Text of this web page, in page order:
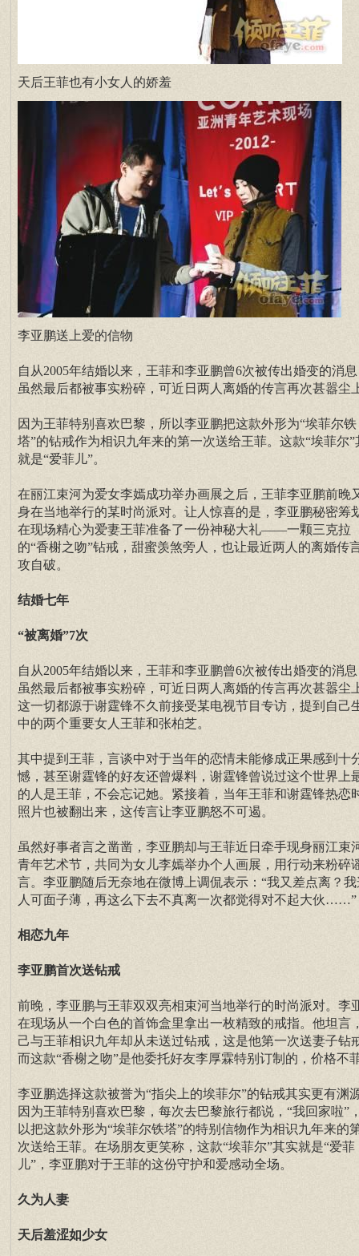
天后王菲也有小女人的娇羞
李亚鹏送上爱的信物
自从2005年结婚以来，王菲和李亚鹏曾6次被传出婚变的消
虽然最后都被事实粉碎，可近日两人离婚的传言再次甚嚣尘
因为王菲特别喜欢巴黎，所以李亚鹏把这款外形为“埃菲尔铁
塔”的钻戒作为相识九年来的第一次送给王菲。这款“埃菲尔”
就是“爱菲儿”。
在丽江束河为爱女李嫣成功举办画展之后，王菲李亚鹏前晚
身在当地举行的某时尚派对。让人惊喜的是，李亚鹏秘密筹
在现场精心为爱妻王菲准备了一份神秘大礼——一颗三克拉
的“香榭之吻”钻戒，甜蜜羡煞旁人，也让最近两人的离婚传
攻自破。
结婚七年
“被离婚”7次
自从2005年结婚以来，王菲和李亚鹏曾6次被传出婚变的消
虽然最后都被事实粉碎，可近日两人离婚的传言再次甚嚣尘
这一切都源于谢霆锋不久前接受某电视节目专访，提到自己
中的两个重要女人王菲和张柏芝。
其中提到王菲，言谈中对于当年的恋情未能修成正果感到十
憾，甚至谢霆锋的好友还曾爆料，谢霆锋曾说过这个世界上
的人是王菲，不会忘记她。紧接着，当年王菲和谢霆锋热恋
照片也被翻出来，这传言让李亚鹏怒不可遏。
虽然好事者言之凿凿，李亚鹏却与王菲近日牵手现身丽江束
青年艺术节，共同为女儿李嫣举办个人画展，用行动来粉碎
言。李亚鹏随后无奈地在微博上调侃表示：“我又差点离？我
人可面子薄，再这么下去不真离一次都觉得对不起大伙……”
相恋九年
李亚鹏首次送钻戒
前晚，李亚鹏与王菲双双亮相束河当地举行的时尚派对。李
在现场从一个白色的首饰盒里拿出一枚精致的戒指。他坦言
己与王菲相识九年却从未送过钻戒，这是他第一次送妻子钻
而这款“香榭之吻”是他委托好友李厚霖特别订制的，价格不
李亚鹏选择这款被誉为“指尖上的埃菲尔”的钻戒其实更有渊
因为王菲特别喜欢巴黎，每次去巴黎旅行都说，“我回家啦”
以把这款外形为“埃菲尔铁塔”的特别信物作为相识九年来的
次送给王菲。在场朋友更笑称，这款“埃菲尔”其实就是“爱菲
儿”，李亚鹏对于王菲的这份守护和爱感动全场。
久为人妻
天后羞涩如少女